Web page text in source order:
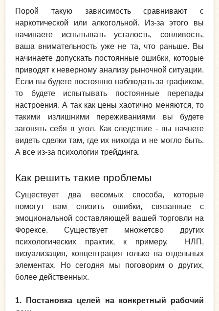
Порой такую зависимость сравнивают с
наркотической или алкогольной. Из-за этого вы
начинаете испытывать усталость, сонливость,
ваша внимательность уже не та, что раньше. Вы
начинаете допускать постоянные ошибки, которые
приводят к неверному анализу рыночной ситуации.
Если вы будете постоянно наблюдать за графиком,
то будете испытывать постоянные перепады
настроения. А так как цены хаотично меняются, то
такими излишними переживаниями вы будете
загонять себя в угол. Как следствие - вы начнете
видеть сделки там, где их никогда и не могло быть.
А все из-за психологии трейдинга.
Как решить такие проблемы
Существует два весомых способа, которые
помогут вам снизить ошибки, связанные с
эмоциональной составляющей вашей торговли на
Форексе. Существует множетсво других
психологических практик, к примеру, НЛП,
визуализация, концентрация только на отдельных
элементах. Но сегодня мы поговорим о других,
более действенных.
1. Постановка целей на конкретный рабочий